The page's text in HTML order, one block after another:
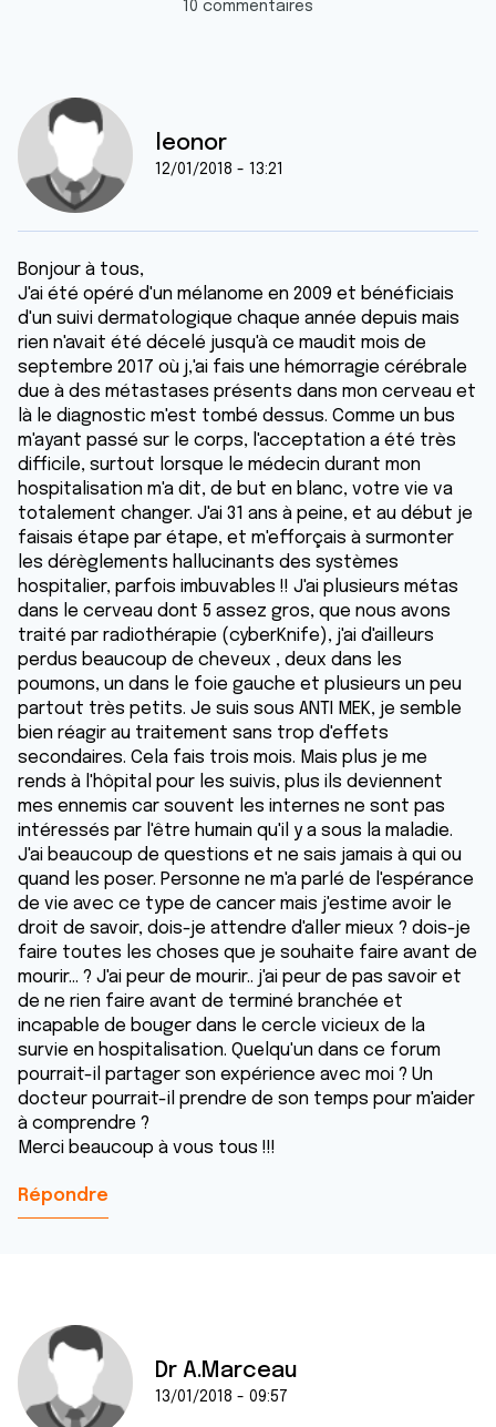
10 commentaires
leonor
12/01/2018 - 13:21
Bonjour à tous,
J'ai été opéré d'un mélanome en 2009 et bénéficiais
d'un suivi dermatologique chaque année depuis mais
rien n'avait été décelé jusqu'à ce maudit mois de
septembre 2017 où j,'ai fais une hémorragie cérébrale
due à des métastases présents dans mon cerveau et
là le diagnostic m'est tombé dessus. Comme un bus
m'ayant passé sur le corps, l'acceptation a été très
difficile, surtout lorsque le médecin durant mon
hospitalisation m'a dit, de but en blanc, votre vie va
totalement changer. J'ai 31 ans à peine, et au début je
faisais étape par étape, et m'efforçais à surmonter
les dérèglements hallucinants des systèmes
hospitalier, parfois imbuvables !! J'ai plusieurs métas
dans le cerveau dont 5 assez gros, que nous avons
traité par radiothérapie (cyberKnife), j'ai d'ailleurs
perdus beaucoup de cheveux , deux dans les
poumons, un dans le foie gauche et plusieurs un peu
partout très petits. Je suis sous ANTI MEK, je semble
bien réagir au traitement sans trop d'effets
secondaires. Cela fais trois mois. Mais plus je me
rends à l'hôpital pour les suivis, plus ils deviennent
mes ennemis car souvent les internes ne sont pas
intéressés par l'être humain qu'il y a sous la maladie.
J'ai beaucoup de questions et ne sais jamais à qui ou
quand les poser. Personne ne m'a parlé de l'espérance
de vie avec ce type de cancer mais j'estime avoir le
droit de savoir, dois-je attendre d'aller mieux ? dois-je
faire toutes les choses que je souhaite faire avant de
mourir... ? J'ai peur de mourir.. j'ai peur de pas savoir et
de ne rien faire avant de terminé branchée et
incapable de bouger dans le cercle vicieux de la
survie en hospitalisation. Quelqu'un dans ce forum
pourrait-il partager son expérience avec moi ? Un
docteur pourrait-il prendre de son temps pour m'aider
à comprendre ?
Merci beaucoup à vous tous !!!
Répondre
Dr A.Marceau
13/01/2018 - 09:57